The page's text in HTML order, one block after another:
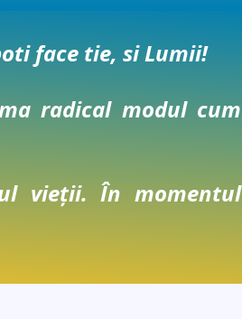
face tie, si Lumii!
radical modul cum
vieții. În momentul